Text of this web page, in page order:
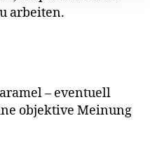
arbeiten.
– eventuell
objektive Meinung